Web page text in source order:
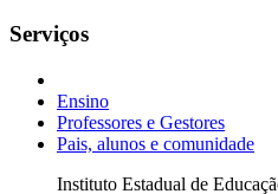
Serviços
Ensino
Professores e Gestores
Pais, alunos e comunidade
Instituto Estadual de